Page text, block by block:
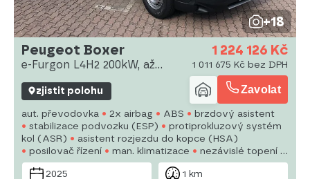
+18
Peugeot Boxer
e-Furgon L4H2 200kW, až
1 224 126 Kč
1 011 675 Kč bez DPH
zjistit polohu Zavolat
aut. převodovka 2x airbag ABS
brzdový asistent
stabilizace podvozku (ESP)
protiprokluzový systém
kol (ASR)
asistent rozjezdu do kopce (HSA)
posilovač řízení
man. klimatizace
nezávislé topení s
čas. předehřívačem
tempomat
LED denní svícení
plní 'EURO VI'
palubní počítač
parkovací senzory
2025 1 km